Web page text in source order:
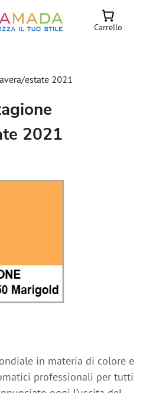
Carrello
estate 2021
2021
in materia di colore e
professionali per tutti